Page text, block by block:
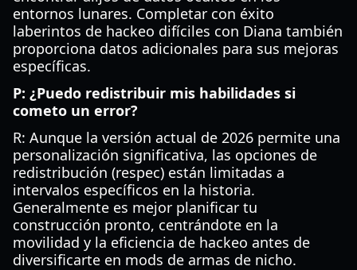
entornos lunares. Completar con éxito
laberintos de hackeo difíciles con Diana también
proporciona datos adicionales para sus mejoras
específicas.
P: ¿Puedo redistribuir mis habilidades si
cometo un error?
R: Aunque la versión actual de 2026 permite una
personalización significativa, las opciones de
redistribución (respec) están limitadas a
intervalos específicos en la historia.
Generalmente es mejor planificar tu
construcción pronto, centrándote en la
movilidad y la eficiencia de hackeo antes de
diversificarte en mods de armas de nicho.